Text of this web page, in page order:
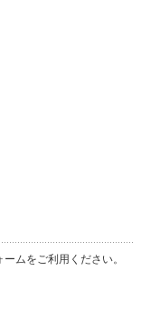
ムをご利用ください。